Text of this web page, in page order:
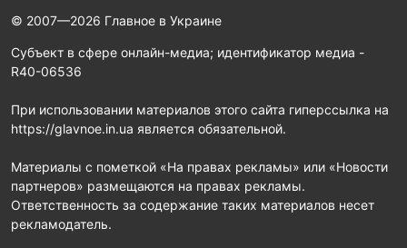
© 2007—2026 Главное в Украине
Субъект в сфере онлайн-медиа; идентификатор медиа -
R40-06536
При использовании материалов этого сайта гиперссылка на
https://glavnoe.in.ua является обязательной.
Материалы с пометкой «На правах рекламы» или «Новости
партнеров» размещаются на правах рекламы.
Ответственность за содержание таких материалов несет
рекламодатель.